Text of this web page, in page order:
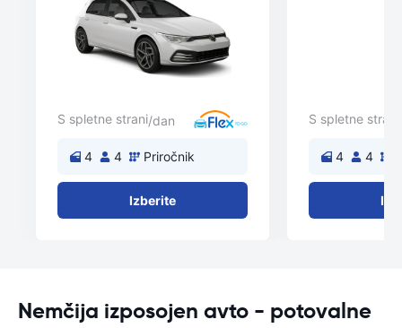
S spletne strani/dan
4 4 Priročnik
Izberite
S spletne strani
4 4
Nemčija izposojen avto - potovalne